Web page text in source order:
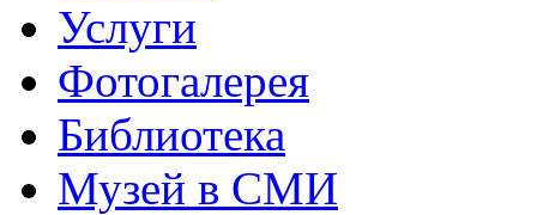
Услуги
Фотогалерея
Библиотека
Музей в СМИ